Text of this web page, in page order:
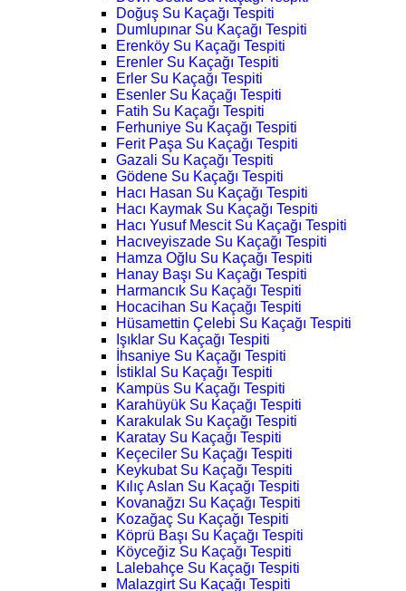
Doğuş Su Kaçağı Tespiti
Dumlupınar Su Kaçağı Tespiti
Erenköy Su Kaçağı Tespiti
Erenler Su Kaçağı Tespiti
Erler Su Kaçağı Tespiti
Esenler Su Kaçağı Tespiti
Fatih Su Kaçağı Tespiti
Ferhuniye Su Kaçağı Tespiti
Ferit Paşa Su Kaçağı Tespiti
Gazali Su Kaçağı Tespiti
Gödene Su Kaçağı Tespiti
Hacı Hasan Su Kaçağı Tespiti
Hacı Kaymak Su Kaçağı Tespiti
Hacı Yusuf Mescit Su Kaçağı Tespiti
Hacıveyiszade Su Kaçağı Tespiti
Hamza Oğlu Su Kaçağı Tespiti
Hanay Başı Su Kaçağı Tespiti
Harmancık Su Kaçağı Tespiti
Hocacihan Su Kaçağı Tespiti
Hüsamettin Çelebi Su Kaçağı Tespiti
Işıklar Su Kaçağı Tespiti
İhsaniye Su Kaçağı Tespiti
İstiklal Su Kaçağı Tespiti
Kampüs Su Kaçağı Tespiti
Karahüyük Su Kaçağı Tespiti
Karakulak Su Kaçağı Tespiti
Karatay Su Kaçağı Tespiti
Keçeciler Su Kaçağı Tespiti
Keykubat Su Kaçağı Tespiti
Kılıç Aslan Su Kaçağı Tespiti
Kovanağzı Su Kaçağı Tespiti
Kozağaç Su Kaçağı Tespiti
Köprü Başı Su Kaçağı Tespiti
Köyceğiz Su Kaçağı Tespiti
Lalebahçe Su Kaçağı Tespiti
Malazgirt Su Kaçağı Tespiti